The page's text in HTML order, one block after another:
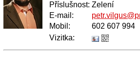
Příslušnost: Zelení
E-mail :
Mobil :
602 607 994
Vizitka: